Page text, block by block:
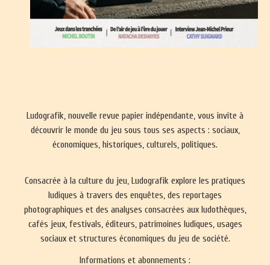
Ludografik, nouvelle revue papier indépendante, vous invite à
découvrir le monde du jeu sous tous ses aspects : sociaux,
économiques, historiques, culturels, politiques.
Consacrée à la culture du jeu, Ludografik explore les pratiques
ludiques à travers des enquêtes, des reportages
photographiques et des analyses consacrées aux ludothèques,
cafés jeux, festivals, éditeurs, patrimoines ludiques, usages
sociaux et structures économiques du jeu de société.
Informations et abonnements :